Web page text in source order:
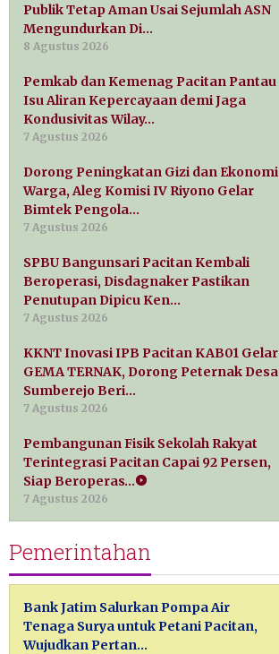
Publik Tetap Aman Usai Sejumlah ASN
Mengundurkan Di…
8 Agustus 2026
Pemkab dan Kemenag Pacitan Pantau
Isu Aliran Kepercayaan demi Jaga
Kondusivitas Wilay…
7 Agustus 2026
Dorong Peningkatan Gizi dan Ekonomi
Warga, Aleg Komisi IV Riyono Gelar
Bimtek Pengola…
7 Agustus 2026
SPBU Bangunsari Pacitan Kembali
Beroperasi, Disdagnaker Pastikan
Penutupan Dipicu Ken…
7 Agustus 2026
KKNT Inovasi IPB Pacitan KAB01 Gelar
GEMA TERNAK, Dorong Peternak Desa
Sumberejo Beri…
7 Agustus 2026
Pembangunan Fisik Sekolah Rakyat
Terintegrasi Pacitan Capai 92 Persen,
Siap Beroperas…
7 Agustus 2026
Pemerintahan
Bank Jatim Salurkan Pompa Air
Tenaga Surya untuk Petani Pacitan,
Wujudkan Pertan…